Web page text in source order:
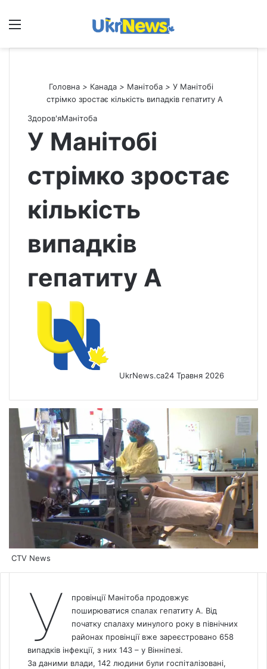
Меню
Головна > Канада > Манітоба > У Манітобі
стрімко зростає кількість випадків гепатиту А
Здоров'яМанітоба
У Манітобі
стрімко зростає
кількість
випадків
гепатиту А
UkrNews.ca24 Травня 2026
CTV News
У
провінції Манітоба продовжує
поширюватися спалах гепатиту А. Від
початку спалаху минулого року в північних
районах провінції вже зареєстровано 658
випадків інфекції, з них 143 – у Вінніпезі.
За даними влади, 142 людини були госпіталізовані,